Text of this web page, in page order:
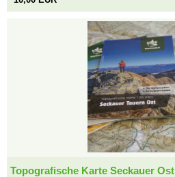
Topografische Karte Seckauer Ost